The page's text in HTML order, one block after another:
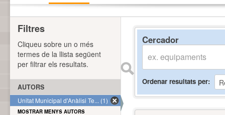
Cercador
Ordenar resultats per
Filtres
Cliqueu sobre un o més
termes de la llista següent
per filtrar els resultats.
AUTORS
Unitat Municipal d'Anàlisi Te... (1)
MOSTRAR MENYS AUTORS